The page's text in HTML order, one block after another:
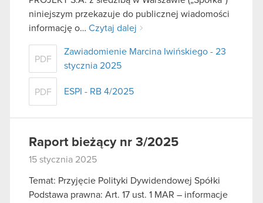
niniejszym przekazuje do publicznej wiadomości
informację o… Czytaj dalej
PDF
Zawiadomienie Marcina Iwińskiego - 23
stycznia 2025
PDF ESPI - RB 4/2025
Raport bieżący nr 3/2025
15 stycznia 2025
Temat: Przyjęcie Polityki Dywidendowej Spółki
Podstawa prawna: Art. 17 ust. 1 MAR – informacje